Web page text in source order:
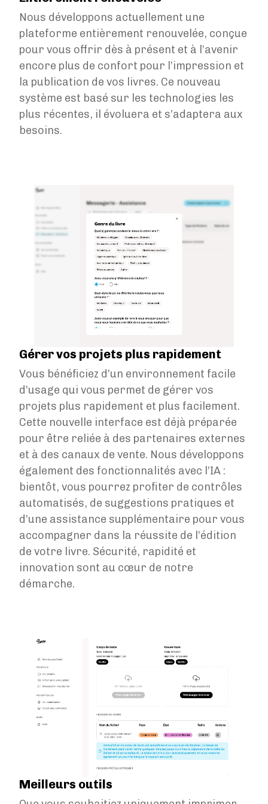
Tarifs
Services
Blog
Boutique
À propos de nous
Contact
Créer un compte
Nous développons actuellement une
plateforme entièrement renouvelée, conçue
pour vous offrir dès à présent et à l’avenir
encore plus de confort pour l’impression et
la publication de vos livres. Ce nouveau
système est basé sur les technologies les
plus récentes, il évoluera et s’adaptera aux
besoins.
Image
Gérer vos projets plus rapidement
Vous bénéficiez d’un environnement facile
d’usage qui vous permet de gérer vos
projets plus rapidement et plus facilement.
Cette nouvelle interface est déjà préparée
pour être reliée à des partenaires externes
et à des canaux de vente. Nous développons
également des fonctionnalités avec l’IA :
bientôt, vous pourrez profiter de contrôles
automatisés, de suggestions pratiques et
d’une assistance supplémentaire pour vous
accompagner dans la réussite de l’édition
de votre livre. Sécurité, rapidité et
innovation sont au cœur de notre
démarche.
Image
Meilleurs outils